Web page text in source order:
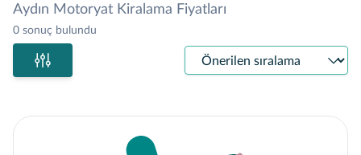
Aydın Motoryat Kiralama Fiyatları
0 sonuç bulundu
Sıralama